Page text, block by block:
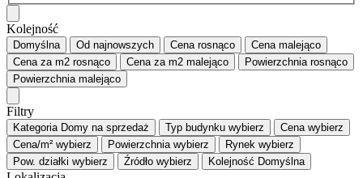
Kolejność
Domyślna Od najnowszych Cena rosnąco Cena malejąco
Cena za m2 rosnąco Cena za m2 malejąco Powierzchnia rosnąco
Powierzchnia malejąco
Filtry
Kategoria Domy na sprzedaż Typ budynku wybierz Cena wybierz
Cena/m² wybierz Powierzchnia wybierz Rynek wybierz
Pow. działki wybierz Źródło wybierz Kolejność Domyślna